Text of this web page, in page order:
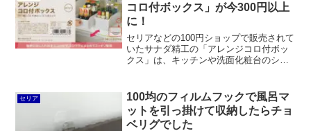
コロ付ボックス」が今300円以上
に！
セリアなどの100円ショップで販売されて
いたサナダ精工の「アレンジコロ付ボッ
クス」は、キッチンや洗面化粧台のシン
クボックス F-2555」、ホワイト色が同じ
く「ストックボックス F55502」として
300円以上の価格で販売されています。
セリア
100均のフィルムフックで風呂マ
ットを引っ掛けて収納したらチョ
ベリグでした